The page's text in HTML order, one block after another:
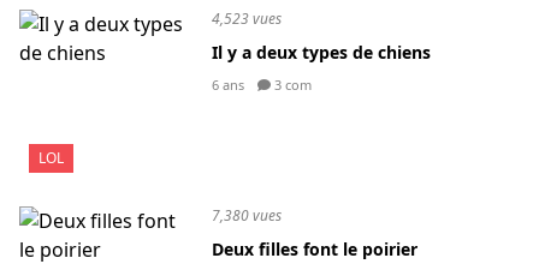
LOL
4,523 vues
Il y a deux types de chiens
6 ans 3 com
7,380 vues
Deux filles font le poirier